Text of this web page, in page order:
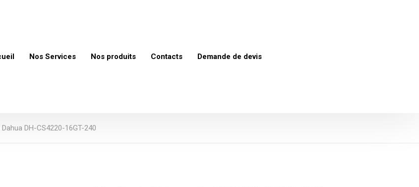
Nos Services Nos produits Contacts Demande de devis
DH-CS4220-16GT-240